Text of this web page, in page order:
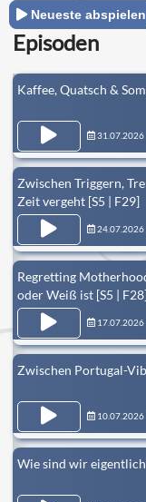
Neueste abspielen
Episoden
Kaffee, Quatsch &
31.07.2026
Zwischen Triggern,
Zeit vergeht [S5 | F29]
24.07.2026
Regretting
oder Weiß ist [S5 |
17.07.2026
Zwischen Portugal-
10.07.2026
Wie sind wir